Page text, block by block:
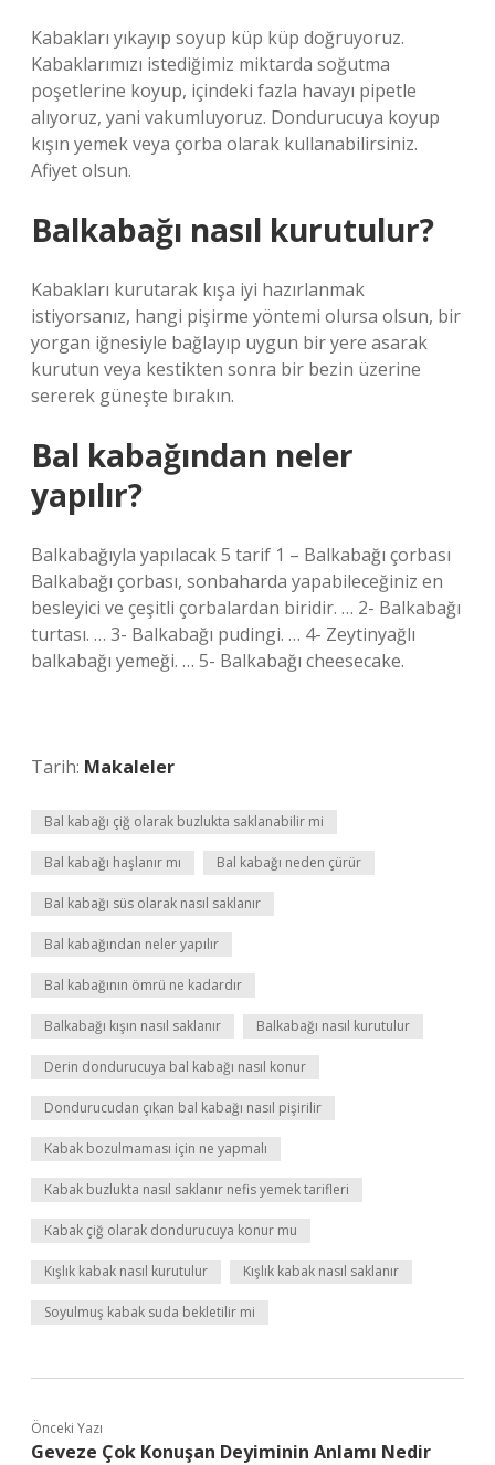
Kabakları yıkayıp soyup küp küp doğruyoruz.
Kabaklarımızı istediğimiz miktarda soğutma
poşetlerine koyup, içindeki fazla havayı pipetle
alıyoruz, yani vakumluyoruz. Dondurucuya koyup
kışın yemek veya çorba olarak kullanabilirsiniz.
Afiyet olsun.
Balkabağı nasıl kurutulur?
Kabakları kurutarak kışa iyi hazırlanmak
istiyorsanız, hangi pişirme yöntemi olursa olsun, bir
yorgan iğnesiyle bağlayıp uygun bir yere asarak
kurutun veya kestikten sonra bir bezin üzerine
sererek güneşte bırakın.
Bal kabağından neler
yapılır?
Balkabağıyla yapılacak 5 tarif 1 – Balkabağı çorbası
Balkabağı çorbası, sonbaharda yapabileceğiniz en
besleyici ve çeşitli çorbalardan biridir. … 2- Balkabağı
turtası. … 3- Balkabağı pudingi. … 4- Zeytinyağlı
balkabağı yemeği. … 5- Balkabağı cheesecake.
Tarih: Makaleler
Bal kabağı çiğ olarak buzlukta saklanabilir mi
Bal kabağı haşlanır mı Bal kabağı neden çürür
Bal kabağı süs olarak nasıl saklanır
Bal kabağından neler yapılır
Bal kabağının ömrü ne kadardır
Balkabağı kışın nasıl saklanır Balkabağı nasıl kurutulur
Derin dondurucuya bal kabağı nasıl konur
Dondurucudan çıkan bal kabağı nasıl pişirilir
Kabak bozulmaması için ne yapmalı
Kabak buzlukta nasıl saklanır nefis yemek tarifleri
Kabak çiğ olarak dondurucuya konur mu
Kışlık kabak nasıl kurutulur Kışlık kabak nasıl saklanır
Soyulmuş kabak suda bekletilir mi
Önceki Yazı
Geveze Çok Konuşan Deyiminin Anlamı Nedir